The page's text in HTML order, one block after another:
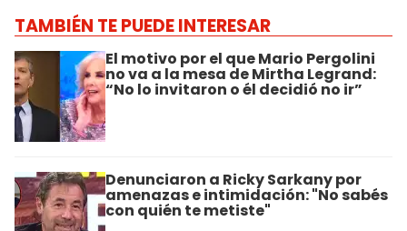
TAMBIÉN TE PUEDE INTERESAR
El motivo por el que Mario Pergolini
no va a la mesa de Mirtha Legrand:
“No lo invitaron o él decidió no ir”
Denunciaron a Ricky Sarkany por
amenazas e intimidación: "No sabés
con quién te metiste"